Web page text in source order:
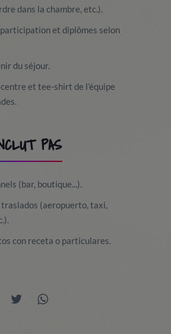
dans la chambre, etc.).
et diplômes selon
du séjour.
et tee-shirt de l’équipe
PAS
(bar, boutique...).
(aeropuerto, taxi,
con receta o particulares.